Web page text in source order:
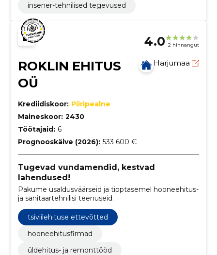
insener-tehnilised tegevused
4.0 2 hinnangut
ROKLIN EHITUS
OÜ
Harjumaa
Krediidiskoor: Piiripealne
Maineskoor: 2430
Töötajaid: 6
Prognooskäive (2026): 533 600 €
Tugevad vundamendid, kestvad
lahendused!
Pakume usaldusväärseid ja tipptasemel hooneehitus-
ja sanitaartehnilisi teenuseid.
tsiviilehituse ettevõtted
hooneehitusfirmad
üldehitus- ja remonttööd